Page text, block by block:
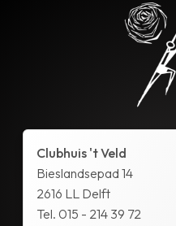
Clubhuis 't Veld
Bieslandsepad 14
2616 LL Delft
Tel. 015 - 214 39 72